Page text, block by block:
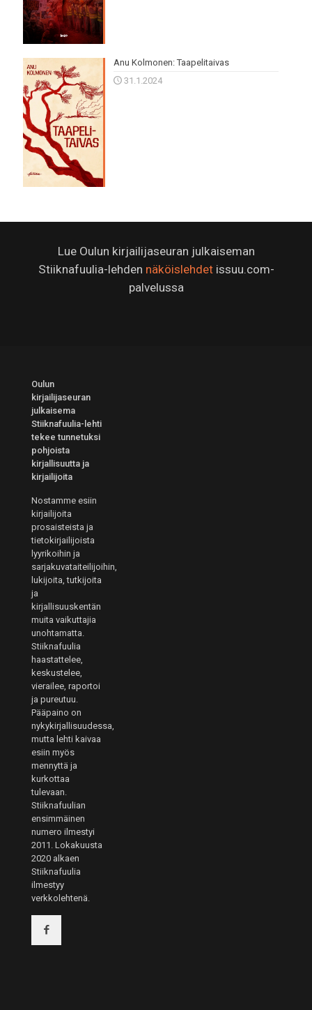
Anu Kolmonen: Taapelitaivas
31.1.2024
Lue Oulun kirjailijaseuran julkaiseman
Stiiknafuulia-lehden näköislehdetissuu.com-
palvelussa
Oulun
kirjailijaseuran
julkaisema
Stiiknafuulia-lehti
tekee tunnetuksi
pohjoista
kirjallisuutta ja
kirjailijoita
Nostamme esiin
kirjailijoita
prosaisteista ja
tietokirjailijoista
lyyrikoihin ja
sarjakuvataiteilijoihin,
lukijoita, tutkijoita
ja
kirjallisuuskentän
muita vaikuttajia
unohtamatta.
Stiiknafuulia
haastattelee,
keskustelee,
vierailee, raportoi
ja pureutuu.
Pääpaino on
nykykirjallisuudessa,
mutta lehti kaivaa
esiin myös
mennyttä ja
kurkottaa
tulevaan.
Stiiknafuulian
ensimmäinen
numero ilmestyi
2011. Lokakuusta
2020 alkaen
Stiiknafuulia
ilmestyy
verkkolehtenä.